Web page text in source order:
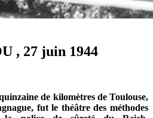
, 27 juin 1944
de kilomètres de Toulouse,
fut le théâtre des méthodes